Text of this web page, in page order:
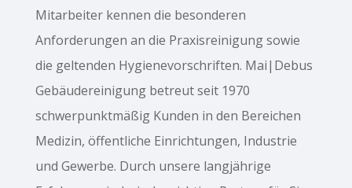
Mitarbeiter kennen die besonderen
Anforderungen an die Praxisreinigung sowie
die geltenden Hygienevorschriften. Mai|Debus
Gebäudereinigung betreut seit 1970
schwerpunktmäßig Kunden in den Bereichen
Medizin, öffentliche Einrichtungen, Industrie
und Gewerbe. Durch unsere langjährige